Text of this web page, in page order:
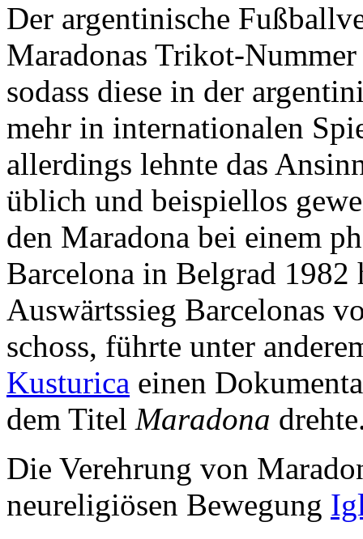
Der argentinische
Maradonas Trikot-Nummer
sodass diese in der
mehr in internationalen
allerdings lehnte das
üblich und beispiellos
den Maradona bei einem
Barcelona in Belgrad
Auswärtssieg Barcelonas
schoss, führte unter
Kusturica einen
dem Titel Maradona
Die Verehrung von
neureligiösen Bewegung